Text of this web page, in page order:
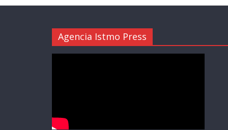
Agencia Istmo Press